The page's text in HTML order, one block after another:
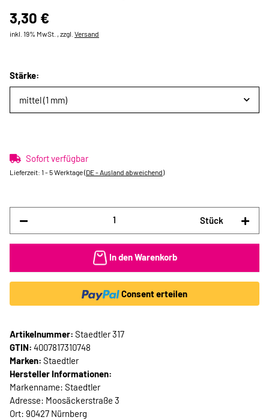
3,30 €
inkl. 19% MwSt. , zzgl. Versand
Stärke:
mittel (1 mm)
Sofort verfügbar
Lieferzeit: 1 - 5 Werktage(DE - Ausland abweichend)
Stück
In den Warenkorb
Consent erteilen
Artikelnummer: Staedtler 317
GTIN: 4007817310748
Marken: Staedtler
Hersteller Informationen:
Markenname: Staedtler
Adresse: Moosäckerstraße 3
Ort: 90427 Nürnberg